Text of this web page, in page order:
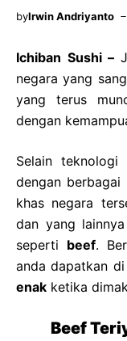
byIrwin Andriyanto
Ichiban Sushi –
negara yang
yang terus
dengan
Selain
dengan berbagai
khas negara
dan yang
seperti beef.
anda dapatkan
enak ketika
Beef